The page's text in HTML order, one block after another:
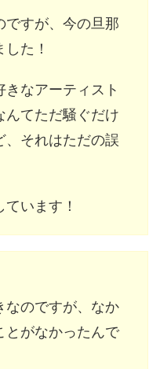
ですが、今の旦那
た！
なアーティスト
んてただ騒ぐだけ
、それはただの誤
います！
なのですが、なか
とがなかったんで